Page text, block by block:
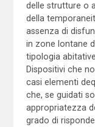
delle strutture o
della
assenza di
in zone lontane
tipologia
Dispositivi che
casi elementi
che, se guidati
appropriatezza
grado di